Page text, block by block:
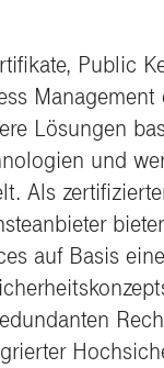
Public
Management
Lösungen
und
Als
auf Basis